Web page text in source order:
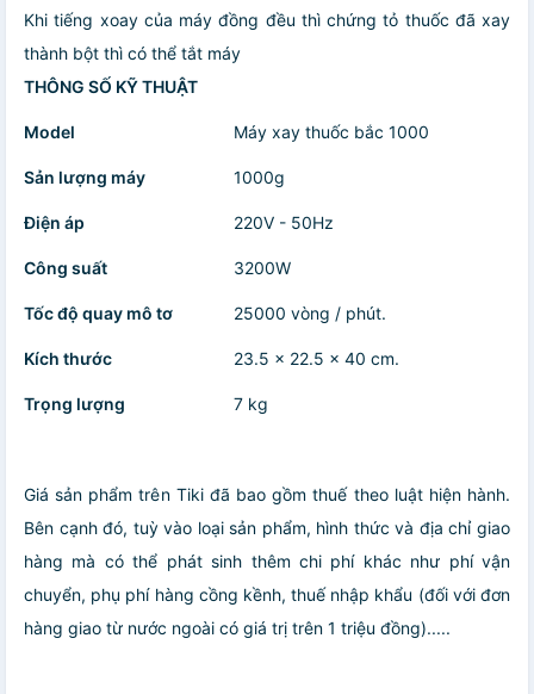
Khi tiếng xoay của máy đồng đều thì chứng tỏ thuốc đã xay
thành bột thì có thể tắt máy
THÔNG SỐ KỸ THUẬT
Model Máy xay thuốc bắc 1000
Sản lượng máy 1000g
Điện áp 220V - 50Hz
Công suất 3200W
Tốc độ quay mô tơ 25000 vòng / phút.
Kích thước 23.5 x 22.5 x 40 cm.
Trọng lượng 7 kg
Giá sản phẩm trên Tiki đã bao gồm thuế theo luật hiện hành.
Bên cạnh đó, tuỳ vào loại sản phẩm, hình thức và địa chỉ giao
hàng mà có thể phát sinh thêm chi phí khác như phí vận
chuyển, phụ phí hàng cồng kềnh, thuế nhập khẩu (đối với đơn
hàng giao từ nước ngoài có giá trị trên 1 triệu đồng).....